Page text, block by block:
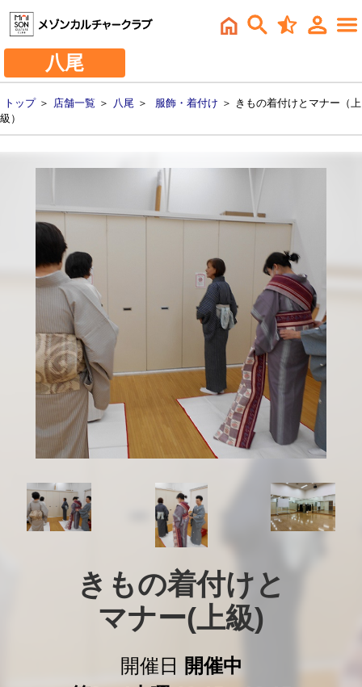
八尾
トップ＞ 店舗一覧 ＞ 八尾 ＞ 服飾・着付け ＞ きもの着付けとマナー（上
級）
きもの着付けと
マナー(上級)
開催日
開催中